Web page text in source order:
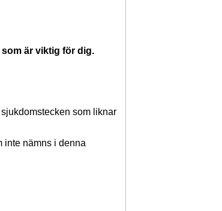
är viktig för dig.
som liknar
inte nämns i denna